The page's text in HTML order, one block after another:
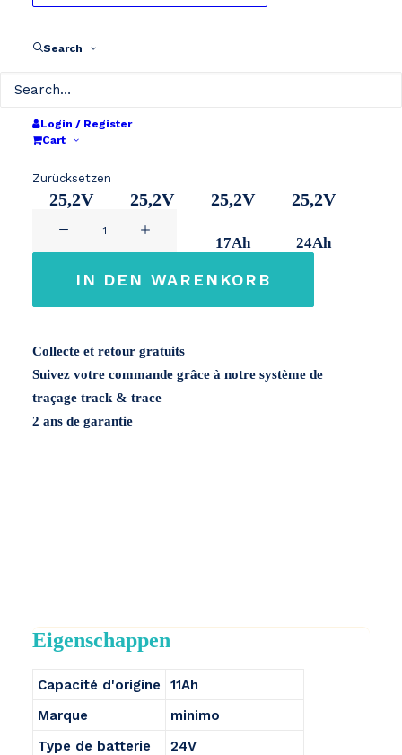
Search
Login / Register
Cart
€ 319
24V 280Wh
25,2V 25,2V 25,2V
17Ah
25,2V
24Ah
Zurücksetzen
IN DEN WARENKORB
Collecte et retour gratuits
Suivez votre commande grâce à notre système de
traçage track & trace
2 ans de garantie
Eigenschappen
Capacité d'origine
11Ah
Marque
minimo
Type de batterie
24V